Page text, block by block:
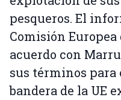
pesqueros. El
Comisión
acuerdo con
sus términos para
bandera de la UE